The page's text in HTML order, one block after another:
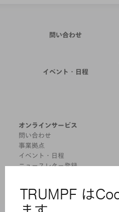
問い合わせ
イベント・日程
オンラインサービス
問い合わせ
事業拠点
イベント・日程
ニュースレター登録
製品
機械 & システム